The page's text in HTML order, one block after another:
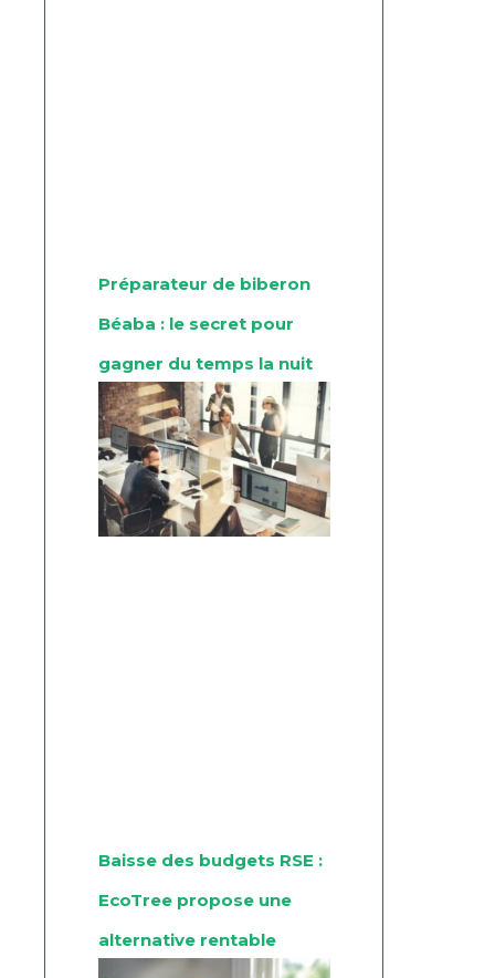
Préparateur de biberon
Béaba : le secret pour
gagner du temps la nuit
Baisse des budgets RSE :
EcoTree propose une
alternative rentable